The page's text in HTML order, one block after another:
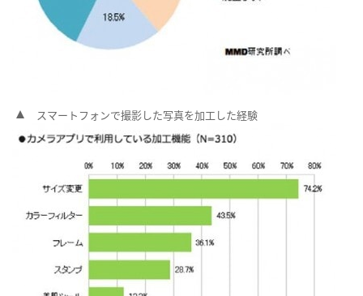
スマートフォンで撮影した写真を加工した経験